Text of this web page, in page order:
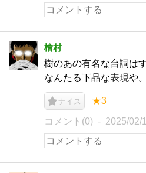
檜村
樹のあの有名な台詞は
なんたる下品な表現や。
ナイス ★3
コメント(0) 2025/02/